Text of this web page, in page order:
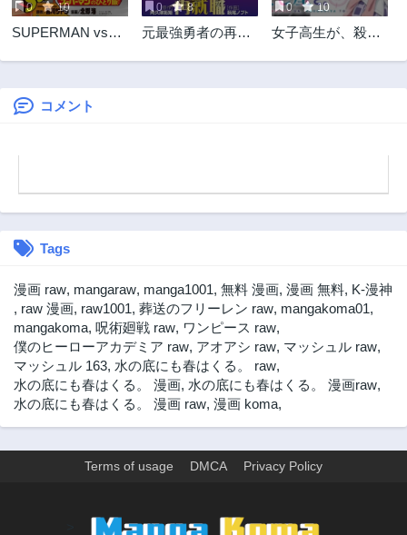
0 10
SUPERMAN vs飯
0 8
元最強勇者の再就
0 10
女子高生が、殺し
コメント
Tags
漫画 raw, mangaraw, manga1001, 無料 漫画, 漫画 無料, K-漫神
, raw 漫画, raw1001, 葬送のフリーレン raw, mangakoma01,
mangakoma, 呪術廻戦 raw, ワンピース raw,
僕のヒーローアカデミア raw, アオアシ raw, マッシュル raw,
マッシュル 163, 水の底にも春はくる。 raw,
水の底にも春はくる。 漫画, 水の底にも春はくる。 漫画raw,
水の底にも春はくる。 漫画 raw, 漫画 koma,
Terms of usage DMCA Privacy Policy